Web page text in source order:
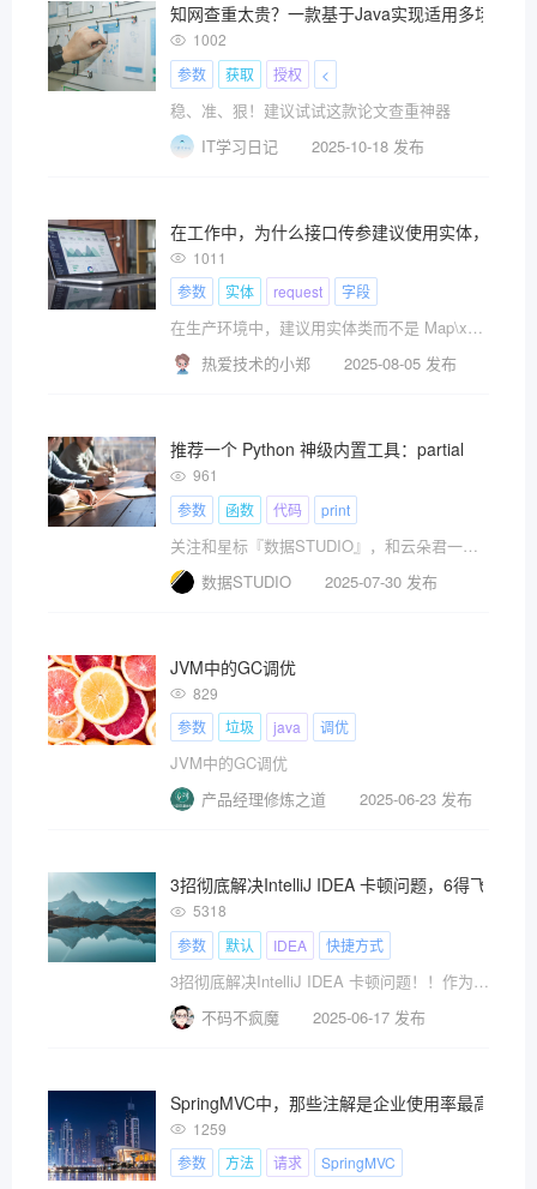
知网查重太贵？一款基于Java实现适用多场景的
1002
参数
获取 授权 <
稳、准、狠！建议试试这款论文查重神器
IT学习日记
2025-10-18 发布
在工作中，为什么接口传参建议使用实体，而非
1011
参数
实体 request 字段
在生产环境中，建议用实体类而不是 Map\x26lt;String, Object\x26gt;，除非有特殊场景（比如动态字段、参数非常不固定）。原因主要有以下几点。。。
热爱技术的小郑
2025-08-05 发布
推荐一个 Python 神级内置工具：partial
961
参数
函数 代码 print
关注和星标『数据STUDIO』，和云朵君一起学习数据分析与挖掘！
数据STUDIO
2025-07-30 发布
JVM中的GC调优
829
参数
垃圾 java 调优
JVM中的GC调优
产品经理修炼之道
2025-06-23 发布
3招彻底解决IntelliJ IDEA 卡顿问题，6得飞起
5318
参数
默认 IDEA 快捷方式
3招彻底解决IntelliJ IDEA 卡顿问题！！作为一名后端开发者，使用IDEA开发工具也有4年了，最近几个月呀，发现IDEA卡到怀疑人生。于是我查阅资料无数，测试无数，才做此总结，希望能帮到需要的人。
不码不疯魔
2025-06-17 发布
SpringMVC中，那些注解是企业使用率最高的，
1259
参数
方法 请求 SpringMVC